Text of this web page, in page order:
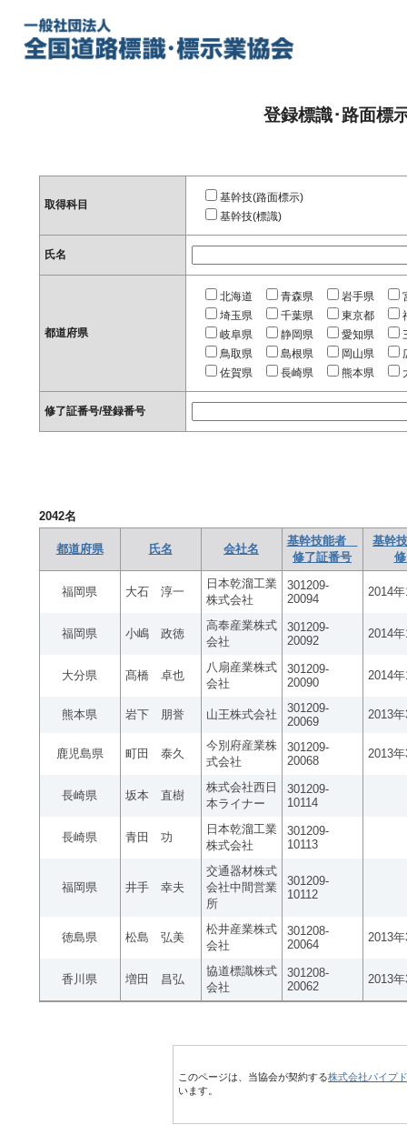
登録標識･路面標
取得科目
基幹技(路面標示)
基幹技(標識)
氏名
都道府県
北海道 青森県 岩手県
埼玉県
千葉県 東京都
岐阜県
静岡県 愛知県
鳥取県
島根県 岡山県
佐賀県
長崎県 熊本県
修了証番号/登録番号
2042名
都道府県 氏名 会社名
基幹技能者
修了証番号
基幹
福岡県 大石 淳一
日本乾溜工業
株式会社
301209-
20094
2014
福岡県 小嶋 政徳
高奉産業株式
会社
301209-
20092
2014
大分県 髙橋 卓也
八扇産業株式
会社
301209-
20090
2014
熊本県 岩下 朋誉 山王株式会社
301209-
20069
2013
鹿児島県 町田 泰久
今別府産業株
式会社
301209-
20068
2013
長崎県 坂本 直樹
株式会社西日
本ライナー
301209-
10114
長崎県 青田 功
日本乾溜工業
株式会社
301209-
10113
福岡県 井手 幸夫
交通器材株式
会社中間営業
所
301209-
10112
徳島県 松島 弘美
松井産業株式
会社
301208-
20064
2013
香川県 増田 昌弘
協道標識株式
会社
301208-
20062
2013
このページは、当協会が契約する株式会社パイプ
います。